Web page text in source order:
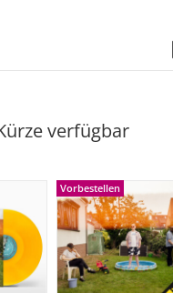
verfügbar
Vorbestellen